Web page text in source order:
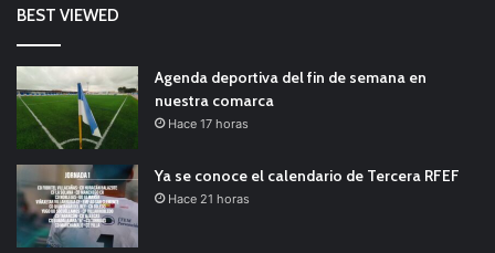
BEST VIEWED
Agenda deportiva del fin de semana en
nuestra comarca
Hace 17 horas
Ya se conoce el calendario de Tercera RFEF
Hace 21 horas